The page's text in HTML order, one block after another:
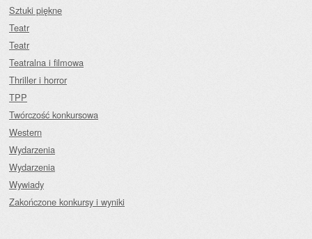
Sztuki piękne
Teatr
Teatr
Teatralna i filmowa
Thriller i horror
TPP
Twórczość konkursowa
Western
Wydarzenia
Wydarzenia
Wywiady
Zakończone konkursy i wyniki